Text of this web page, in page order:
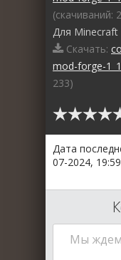
(cкачиваний:
Для Minecraft
Скачать:
mod-forge-
233)
Дата
07-2024, 19:59
Мы ждем